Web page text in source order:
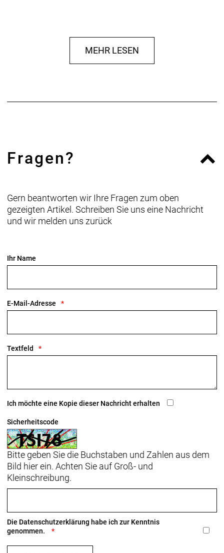
MEHR LESEN
Fragen?
Gern beantworten wir Ihre Fragen zum oben
gezeigten Artikel. Schreiben Sie uns eine Nachricht
und wir melden uns zurück
Ihr Name
E-Mail-Adresse
Textfeld
Ich möchte eine Kopie dieser Nachricht erhalten
Sicherheitscode
Bitte geben Sie die Buchstaben und Zahlen aus dem
Bild hier ein. Achten Sie auf Groß- und
Kleinschreibung.
Die Datenschutzerklärung habe ich zur Kenntnis
genommen.